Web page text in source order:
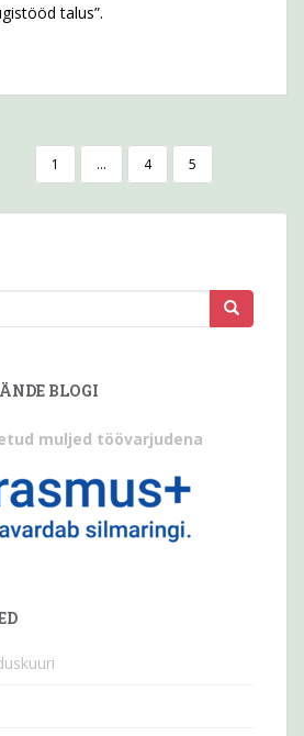
talus”.
1 … 4 5
BLOGI
muljed töövarjudena